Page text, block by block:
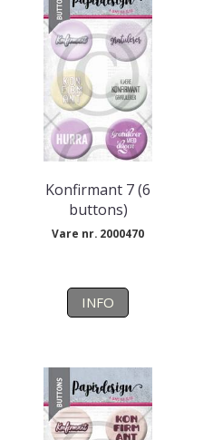
Konfirmant 7 (6
buttons)
Vare nr. 2000470
INFO